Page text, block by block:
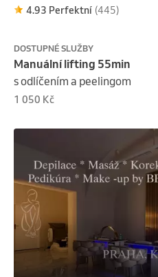
4.93 Perfektní (445)
DOSTUPNÉ SLUŽBY
Manuální lifting 55min
s odlíčením a peelingom
1 050 Kč